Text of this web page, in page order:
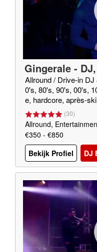
Gingerale -
ooth!
Allround / Drive-in
0's, 80's, 90's, 00's,
e, hardcore, après-
R&B, blues, gospel,
st, foute muziek, top
(30)
Allround,
€350 - €850
Bekijk Profiel
DJ